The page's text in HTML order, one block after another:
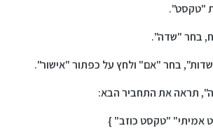
"טקסט".
בחר "שדה".
בחר "אם" ולחץ על כפתור "אישור".
תראה את התחביר הבא: